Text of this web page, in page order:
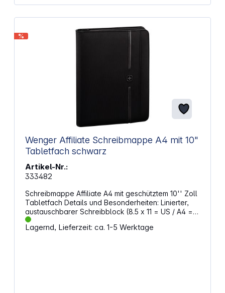
%
Wenger Affiliate Schreibmappe A4 mit 10"
Tabletfach schwarz
Artikel-Nr.:
333482
Schreibmappe Affiliate A4 mit geschütztem 10'' Zoll
Tabletfach Details und Besonderheiten: Linierter,
austauschbarer Schreibblock (8.5 x 11 = US / A4 =
EU) Akten-Trennwand mit kratzfestem Innenfutter
kann auch als Tabletfach genutzt werden
Lagernd, Lieferzeit: ca. 1-5 Werktage